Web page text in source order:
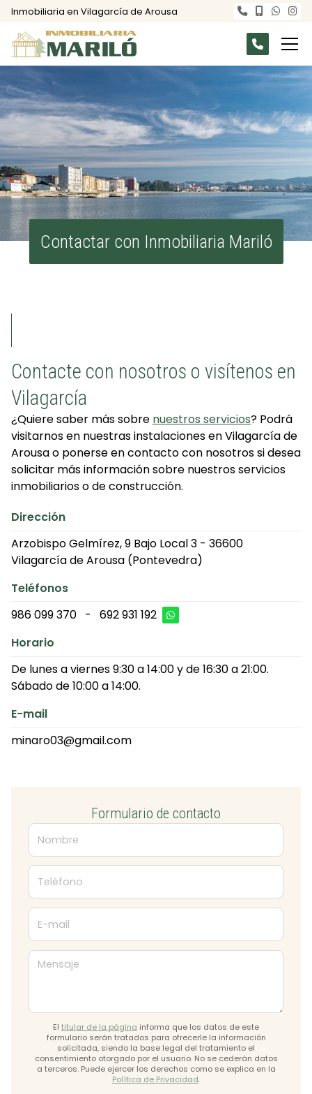
Inmobiliaria en Vilagarcía de Arousa
Contactar con Inmobiliaria Mariló
Contacte con nosotros o visítenos en
Vilagarcía
¿Quiere saber más sobre nuestros servicios? Podrá
visitarnos en nuestras instalaciones en Vilagarcía de
Arousa o ponerse en contacto con nosotros si desea
solicitar más información sobre nuestros servicios
inmobiliarios o de construcción.
Dirección
Arzobispo Gelmírez, 9 Bajo Local 3 - 36600
Vilagarcía de Arousa (Pontevedra)
Teléfonos
986 099 370 -
692 931 192
Horario
De lunes a viernes 9:30 a 14:00 y de 16:30 a 21:00.
Sábado de 10:00 a 14:00.
E-mail
minaro03@gmail.com
Formulario de contacto
Nombre
Teléfono
E-mail
Mensaje
El titular de la página informa que los datos de este
formulario serán tratados para ofrecerle la información
solicitada, siendo la base legal del tratamiento el
consentimiento otorgado por el usuario. No se cederán datos
a terceros. Puede ejercer los derechos como se explica en la
Política de Privacidad.